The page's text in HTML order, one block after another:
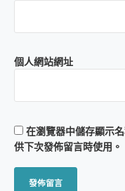
個人網站網址
在瀏覽器中儲存顯示
供下次發佈留言時使用。